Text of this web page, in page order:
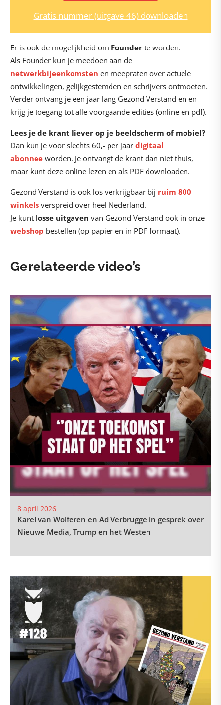
Gratis nummer (uitgave 46) downloaden
Er is ook de mogelijkheid om Founder te worden.
Als Founder kun je meedoen aan de
netwerkbijeenkomsten en meepraten over actuele
ontwikkelingen, gelijkgestemden en schrijvers ontmoeten.
Verder ontvang je een jaar lang Gezond Verstand en en
krijg je toegang tot alle voorgaande edities (online en pdf).
Lees je de krant liever op je beeldscherm of mobiel?
Dan kun je voor slechts 60,- per jaar digitaal
abonnee worden. Je ontvangt de krant dan niet thuis,
maar kunt deze online lezen en als PDF downloaden.
Gezond Verstand is ook los verkrijgbaar bij ruim 800
winkels verspreid over heel Nederland.
Je kunt losse uitgaven van Gezond Verstand ook in onze
webshop bestellen (op papier en in PDF formaat).
Gerelateerde video’s
8 april 2026
Karel van Wolferen en Ad Verbrugge in gesprek over
Nieuwe Media, Trump en het Westen